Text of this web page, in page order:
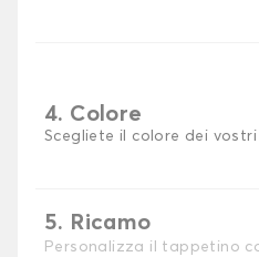
4. Colore
Scegliete il colore dei
5. Ricamo
Personalizza il tappetino